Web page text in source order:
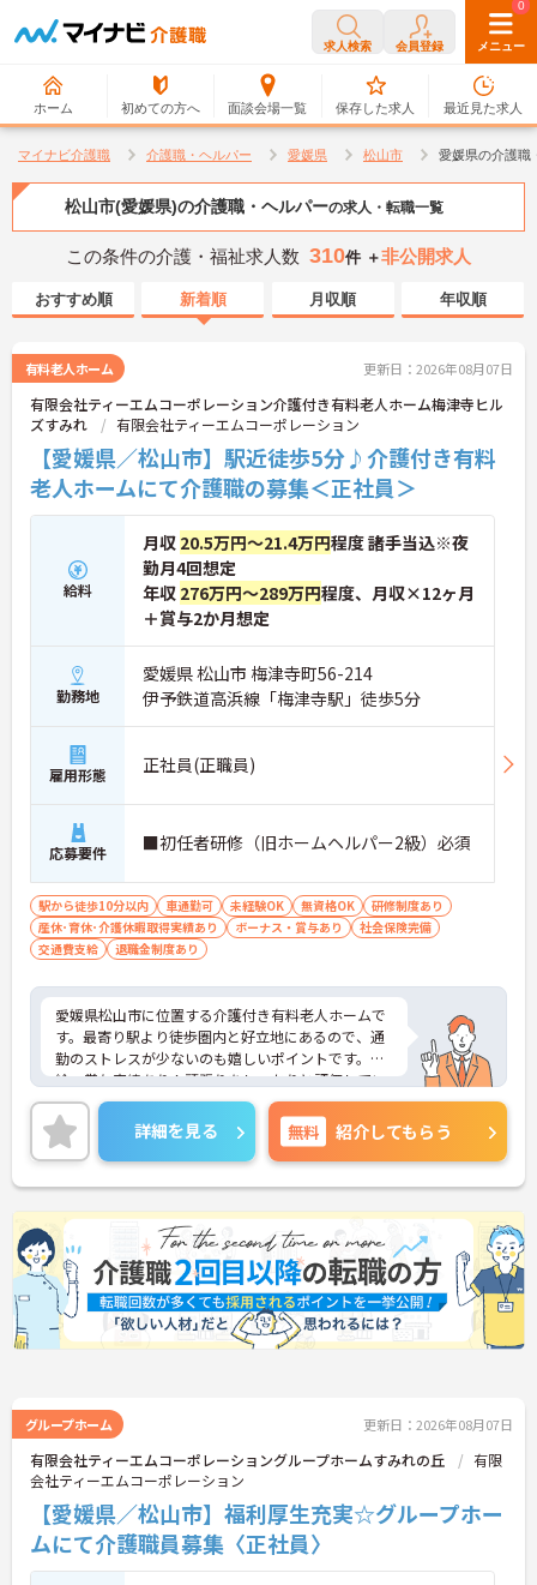
求人検索 会員登録 メニュー
ホーム 初めての方へ 面談会場一覧
0
保存した求人
0
最近見た求人
マイナビ介護職 介護職・ヘルパー 愛媛県 松山市 愛媛県の介護職
松山市(愛媛県)の介護職・ヘルパーの求人・転職一覧
この条件の介護・福祉求人数 310件 ＋非公開求人
おすすめ順 新着順 月収順 年収順
有料老人ホーム 更新日：2026年08月07日
有限会社ティーエムコーポレーション介護付き有料老人ホーム梅津寺ヒル
ズすみれ
有限会社ティーエムコーポレーション
【愛媛県／松山市】駅近徒歩5分♪介護付き有料
老人ホームにて介護職の募集＜正社員＞
給料
月収 20.5万円～21.4万円程度 諸手当込※夜
勤月4回想定
年収 276万円～289万円程度、月収×12ヶ月
＋賞与2か月想定
勤務地
愛媛県 松山市 梅津寺町56-214
伊予鉄道高浜線「梅津寺駅」徒歩5分
雇用形態 正社員(正職員)
応募要件 ■初任者研修（旧ホームヘルパー2級）必須
駅から徒歩10分以内 車通勤可 未経験OK 無資格OK
研修制度あり
産休･育休･介護休暇取得実績あり
ボーナス・賞与あり
社会保険完備
交通費支給
退職金制度あり
愛媛県松山市に位置する介護付き有料老人ホームで
す。最寄り駅より徒歩圏内と好立地にあるので、通
勤のストレスが少ないのも嬉しいポイントです。昇
給・賞与実績あり！頑張りをしっかりと評価してい
るので、モチベーションを保ちやすい環境です。ご
興味をお持ちの方はお気軽にお問い合わせくださ
い。
詳細を見る 無料 紹介してもらう
グループホーム 更新日：2026年08月07日
有限会社ティーエムコーポレーショングループホームすみれの丘
有限
会社ティーエムコーポレーション
【愛媛県／松山市】福利厚生充実☆グループホー
ムにて介護職員募集〈正社員〉